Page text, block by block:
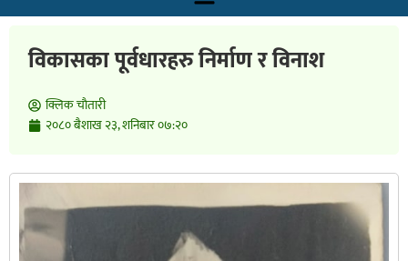
विकासका पूर्वधारहरु निर्माण र विनाश
क्लिक चाैतारी
२०८० बैशाख २३, शनिबार ०७:२०